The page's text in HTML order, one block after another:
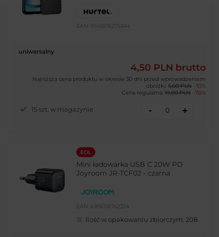
EAN: 9145576275344
uniwersalny
4,50 PLN brutto
Najniższa cena produktu w okresie 30 dni przed wprowadzeniem
obniżki: 5,00 PLN -10%
Cena regularna: 19,00 PLN -76%
15 szt. w magazynie - +
EOL
Mini ładowarka USB C 20W PD
Joyroom JR-TCF02 - czarna
EAN: 6956116742324
Ilość w opakowaniu zbiorczym: 208